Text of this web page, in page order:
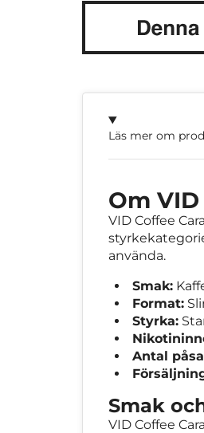
Läs mer om
Om
VID Coffee
använda.
Smak:
Format:
Styrka:
Antal
Smak
VID Coffee